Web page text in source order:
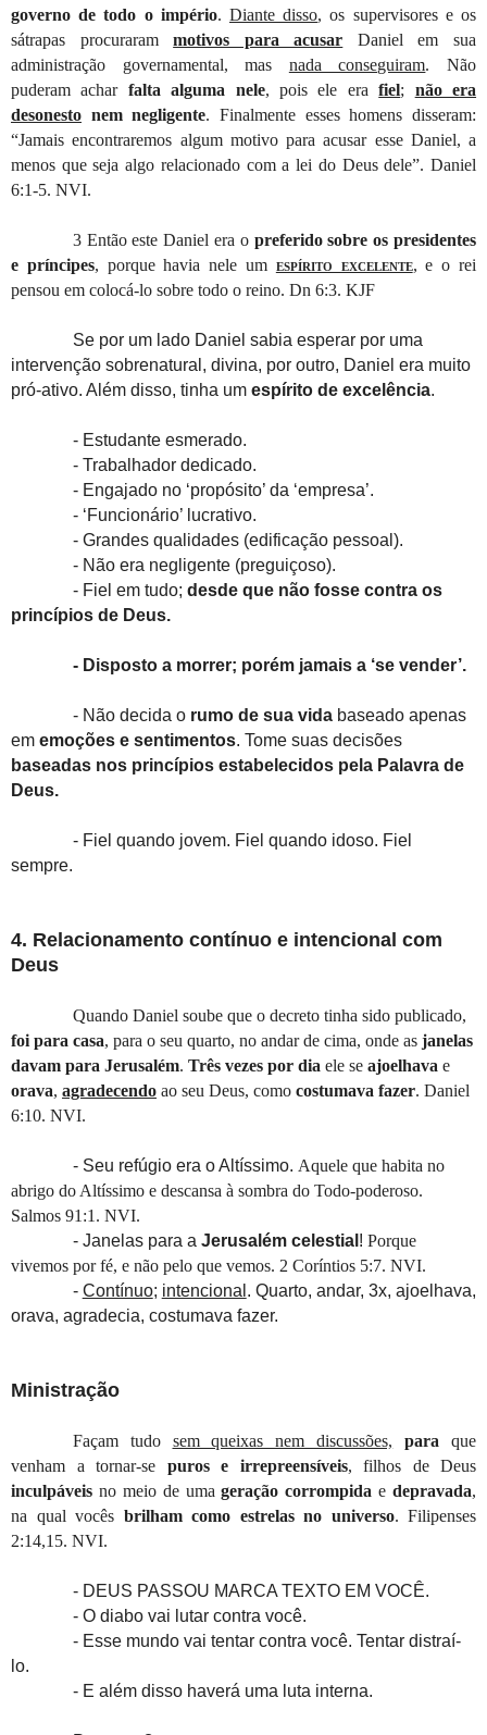
governo de todo o império.Diante disso, os supervisores e os
sátrapas procurarammotivos para acusar Daniel em sua
administração governamental, mas nada conseguiram. Não
puderam achar falta alguma nele, pois ele erafiel; não era
desonesto nem negligente. Finalmente esses homens disseram:
“Jamais encontraremos algum motivo para acusar esse Daniel, a
menos que seja algo relacionado com a lei do Deus dele”. Daniel
6:1-5. NVI.
3 Então este Daniel era o preferido sobre os presidentes
e príncipes, porque havia nele um espírito excelente, e o rei
pensou em colocá-lo sobre todo o reino. Dn 6:3. KJF
Se por um lado Daniel sabia esperar por uma
intervenção sobrenatural, divina, por outro, Daniel era muito
pró-ativo. Além disso, tinha um espírito de excelência.
- Estudante esmerado.
- Trabalhador dedicado.
- Engajado no ‘propósito’ da ‘empresa’.
- ‘Funcionário’ lucrativo.
- Grandes qualidades (edificação pessoal).
- Não era negligente (preguiçoso).
- Fiel em tudo; desde que não fosse contra os
princípios de Deus.
- Disposto a morrer; porém jamais a ‘se vender’.
- Não decida o rumo de sua vidabaseado apenas
em emoções e sentimentos. Tome suas decisões
baseadas nos princípios estabelecidos pela Palavra de
Deus.
- Fiel quando jovem. Fiel quando idoso. Fiel
sempre.
4. Relacionamento contínuo e intencional com
Deus
Quando Daniel soube que o decreto tinha sido publicado,
foi para casa, para o seu quarto, no andar de cima, onde as janelas
davam para Jerusalém. Três vezes por dia ele se ajoelhava e
orava, agradecendo ao seu Deus, como costumava fazer. Daniel
6:10. NVI.
- Seu refúgio era o Altíssimo. Aquele que habita no
abrigo do Altíssimo e descansa à sombra do Todo-poderoso.
Salmos 91:1. NVI.
- Janelas para a Jerusalém celestial ! Porque
vivemos por fé, e não pelo que vemos. 2 Coríntios 5:7. NVI.
- Contínuo; intencional . Quarto, andar, 3x, ajoelhava,
orava, agradecia, costumava fazer.
Ministração
Façam tudo sem queixas nem discussões, para que
venham a tornar-se puros e irrepreensíveis, filhos de Deus
inculpáveis no meio de umageração corrompida e depravada,
na qual vocês brilham como estrelas no universo. Filipenses
2:14,15. NVI.
- DEUS PASSOU MARCA TEXTO EM VOCÊ.
- O diabo vai lutar contra você.
- Esse mundo vai tentar contra você. Tentar distraí-
lo.
- E além disso haverá uma luta interna.